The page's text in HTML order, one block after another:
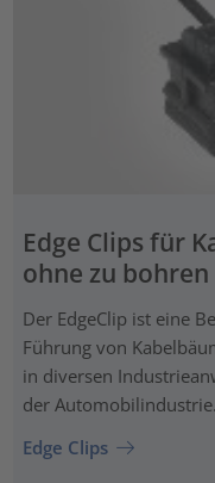
Edge Clips für
ohne zu bohren
Der EdgeClip ist eine
Führung von
in diversen
der Automobilindustrie.
Edge Clips